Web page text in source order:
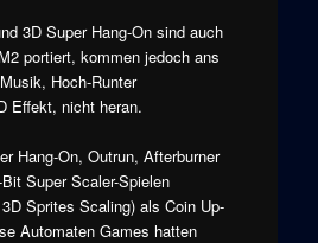
3D Super Hang-On sind auch
portiert, kommen jedoch ans
Hoch-Runter
Effekt, nicht heran.
Hang-On, Outrun, Afterburner
Super Scaler-Spielen
Sprites Scaling) als Coin Up-
Automaten Games hatten